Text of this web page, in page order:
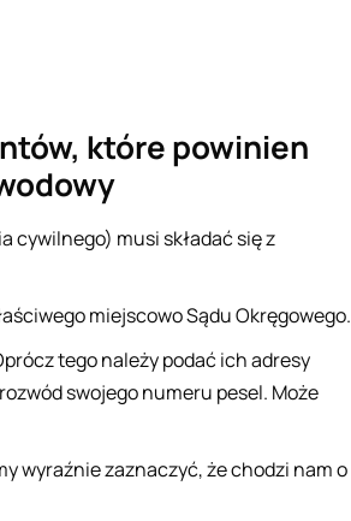
które powinien
cywilnego) musi składać się z
miejscowo Sądu Okręgowego.
tego należy podać ich adresy
swojego numeru pesel. Może
wyraźnie zaznaczyć, że chodzi nam o